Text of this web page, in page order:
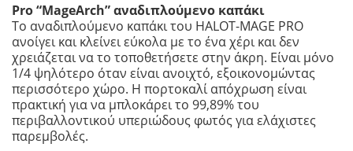
Pro “MageArch” αναδιπλούμενο καπάκι
Το αναδιπλούμενο καπάκι του HALOT-MAGE PRO
ανοίγει και κλείνει εύκολα με το ένα χέρι και δεν
χρειάζεται να το τοποθετήσετε στην άκρη. Είναι μόνο
1/4 ψηλότερο όταν είναι ανοιχτό, εξοικονομώντας
περισσότερο χώρο. Η πορτοκαλί απόχρωση είναι
πρακτική για να μπλοκάρει το 99,89% του
περιβαλλοντικού υπεριώδους φωτός για ελάχιστες
παρεμβολές.